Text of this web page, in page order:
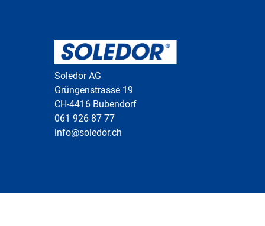
Soledor AG
Grüngenstrasse 19
CH-4416 Bubendorf
061 926 87 77
info@soledor.ch